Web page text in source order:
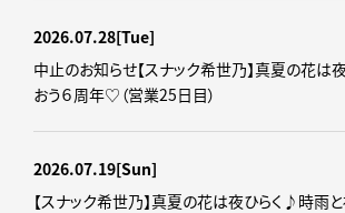
2026.07.28[Tue]
中止のお知らせ【スナック希世乃】真夏の花は
おう６周年♡（営業25日目）
2026.07.19[Sun]
【スナック希世乃】真夏の花は夜ひらく♪時雨